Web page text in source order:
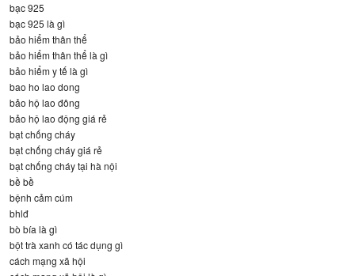
bạc 925
bạc 925 là gì
bảo hiểm thân thể
bảo hiểm thân thể là gì
bảo hiểm y tế là gì
bao ho lao dong
bảo hộ lao đông
bảo hộ lao động giá rẻ
bạt chống cháy
bạt chống cháy giá rẻ
bạt chống cháy tại hà nội
bề bề
bệnh cảm cúm
bhlđ
bò bía là gì
bột trà xanh có tác dụng gì
cách mạng xã hội